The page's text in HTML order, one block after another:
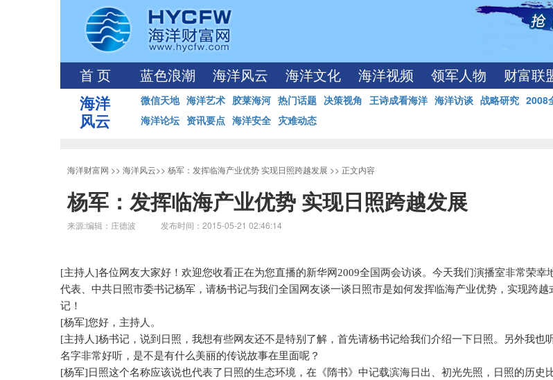
首 页 蓝色浪潮 海洋风云 海洋文化 海洋视频 领军人物 财富联
海洋
风云
微信天地 海洋艺术 胶莱海河 热门话题 决策视角 王诗成看海洋 海洋访谈 战略研究 2008
海洋论坛 资讯要点 海洋安全 灾难动态
海洋财富网 >> 海洋风云>> 杨军：发挥临海产业优势 实现日照跨越发展 >> 正文内容
杨军：发挥临海产业优势 实现日照跨越发展
来源:编辑：庄德波 发布时间：2015-05-21 02:46:14
[主持人]各位网友大家好！欢迎您收看正在为您直播的新华网 2009全国两会访谈。今天我们演播室非常荣幸
代表、中共日照市委书记杨军，请杨书记与我们全国网友谈一谈日照市是如何发挥临海产业优势，实现跨越
记！
[杨军]您好，主持人。
[主持人]杨书记，说到日照，我想有些网友还不是特别了解，首先请杨书记给我们介绍一下日照。另外我也
名字非常好听，是不是有什么美丽的传说故事在里面呢？
[杨军] 日照这个名称应该说也代表了日照的生态环境，在《隋书》中记载滨海日出、初光先照，日照的历史